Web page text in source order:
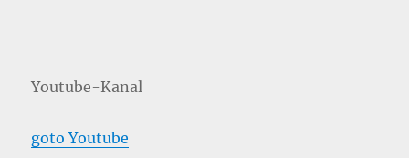
Youtube-Kanal
goto Youtube